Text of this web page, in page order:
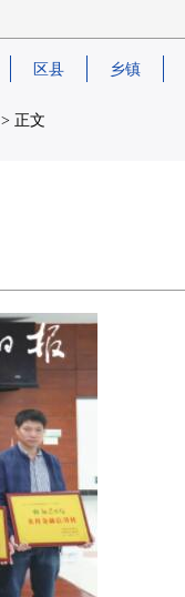
区县 乡镇
> 正文